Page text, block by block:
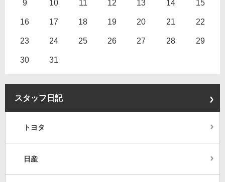
9 10 11 12 13 14 15
16 17 18 19 20 21 22
23 24 25 26 27 28 29
30 31
スタッフ日記
トヨタ
日産